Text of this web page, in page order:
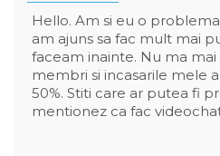
Hello. Am si eu o
am ajuns sa fac mult mai
faceam inainte. Nu ma
membri si incasarile mele
50%. Stiti care ar putea fi
mentionez ca fac